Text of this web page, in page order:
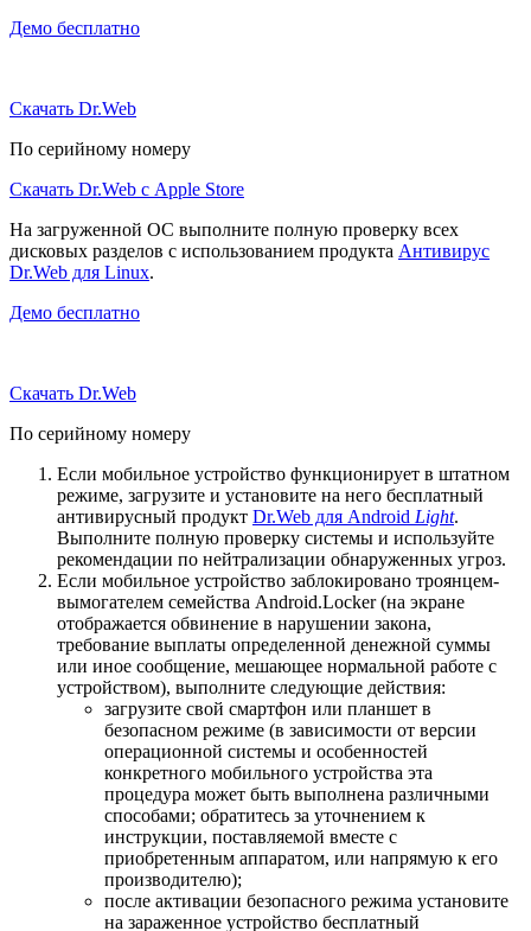
Демо бесплатно
Скачать Dr.Web
По серийному номеру
Скачать Dr.Web с Apple Store
На загруженной ОС выполните полную проверку всех
дисковых разделов с использованием продукта Антивирус
Dr.Web для Linux.
Демо бесплатно
Скачать Dr.Web
По серийному номеру
Если мобильное устройство функционирует в штатном
режиме, загрузите и установите на него бесплатный
антивирусный продукт Dr.Web для Android Light.
Выполните полную проверку системы и используйте
рекомендации по нейтрализации обнаруженных угроз.
Если мобильное устройство заблокировано троянцем-
вымогателем семейства Android.Locker (на экране
отображается обвинение в нарушении закона,
требование выплаты определенной денежной суммы
или иное сообщение, мешающее нормальной работе с
устройством), выполните следующие действия:
загрузите свой смартфон или планшет в
безопасном режиме (в зависимости от версии
операционной системы и особенностей
конкретного мобильного устройства эта
процедура может быть выполнена различными
способами; обратитесь за уточнением к
инструкции, поставляемой вместе с
приобретенным аппаратом, или напрямую к его
производителю);
после активации безопасного режима установите
на зараженное устройство бесплатный